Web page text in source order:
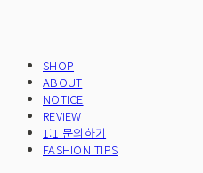
SHOP
ABOUT
NOTICE
REVIEW
1:1 문의하기
FASHION TIPS